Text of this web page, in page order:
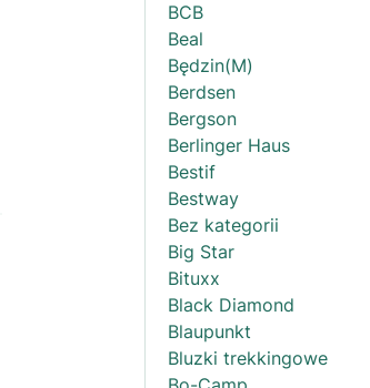
BCB
Beal
Będzin(M)
Berdsen
Bergson
Berlinger Haus
Bestif
Bestway
Bez kategorii
Big Star
Bituxx
Black Diamond
Blaupunkt
Bluzki trekkingowe